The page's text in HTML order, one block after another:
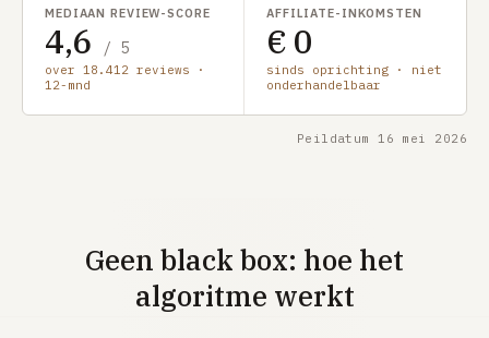
MEDIAAN REVIEW-SCORE
4,6 / 5
over 18.412 reviews ·
12-mnd
AFFILIATE-INKOMSTEN
€ 0
sinds oprichting · niet
onderhandelbaar
Peildatum 16 mei 2026
Geen black box: hoe het
algoritme werkt